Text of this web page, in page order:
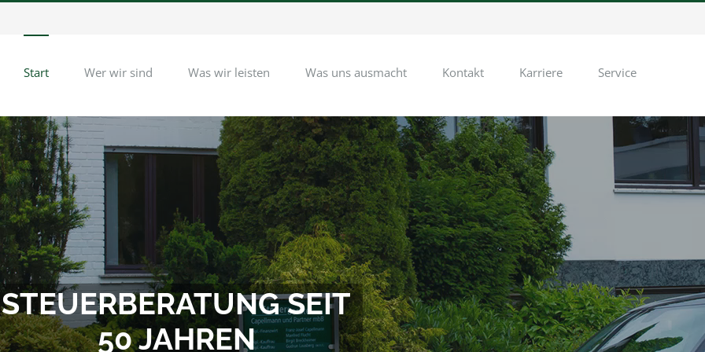
Start Wer wir sind Was wir leisten Was uns ausmacht Kontakt Karriere Service
STEUERBERATUNG SEIT
50 JAHREN